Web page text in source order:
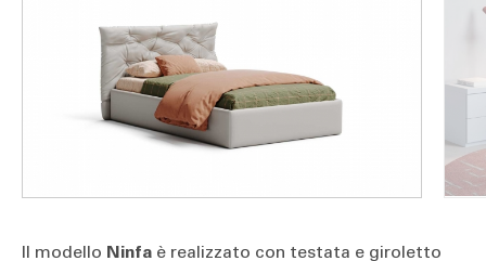
Il modello Ninfa è realizzato con testata e giroletto